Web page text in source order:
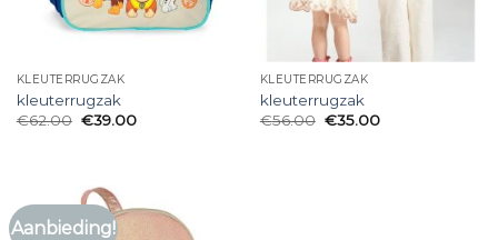
KLEUTERRUGZAK
kleuterrugzak
€62.00 €39.00
KLEUTERRUGZAK
kleuterrugzak
€56.00 €35.00
Aanbieding!